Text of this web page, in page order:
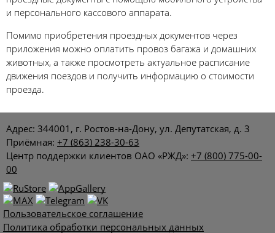
и персонального кассового аппарата.
Помимо приобретения проездных документов через
приложения можно оплатить провоз багажа и домашних
животных, а также просмотреть актуальное расписание
движения поездов и получить информацию о стоимости
проезда.
Адрес: 344001, г. Ростов-на-Дону, ул. Депутатская, д. 3
Приёмная: +7 (863) 238-30-63
Центр поддержки клиентов ОАО «РЖД»: +7 (800) 775-00-
00
Пользовательское соглашение
Политика обработки персональных данных